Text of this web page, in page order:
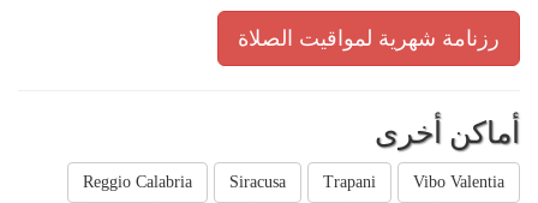
رزنامة شهرية لمواقيت الصلاة
أماكن أخرى
Vibo Valentia
Trapani
Siracusa
Reggio Calabria